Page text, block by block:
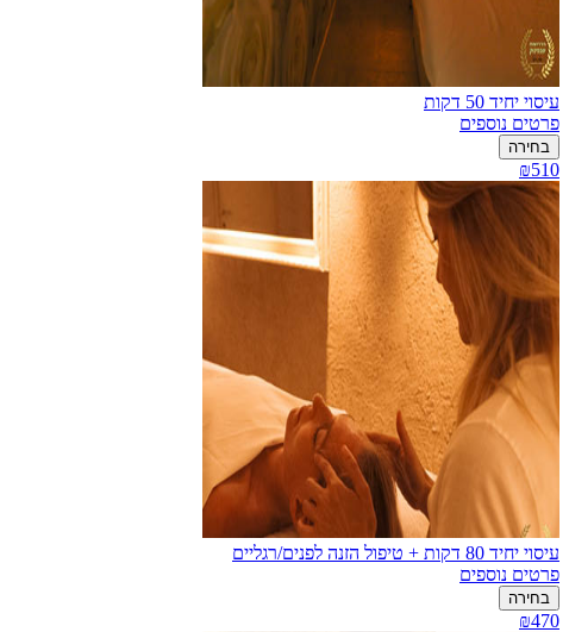
עיסוי יחיד 50 דקות
פרטים נוספים
בחירה
₪510
עיסוי יחיד 80 דקות + טיפול הזנה לפנים/רגליים
פרטים נוספים
בחירה
₪470